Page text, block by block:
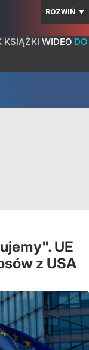
ROZWIŃ ▼
KSIĄŻKI WIDEO DO
UE
z USA